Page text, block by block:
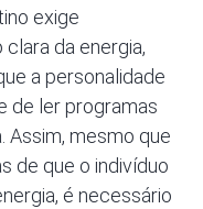
exige
da energia,
a personalidade
de ler programas
Assim, mesmo que
de que o indivíduo
é necessário